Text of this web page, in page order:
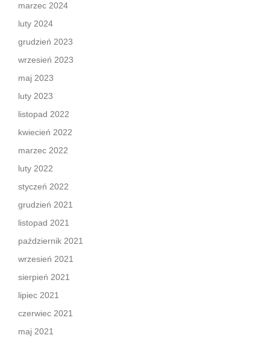
marzec 2024
luty 2024
grudzień 2023
wrzesień 2023
maj 2023
luty 2023
listopad 2022
kwiecień 2022
marzec 2022
luty 2022
styczeń 2022
grudzień 2021
listopad 2021
październik 2021
wrzesień 2021
sierpień 2021
lipiec 2021
czerwiec 2021
maj 2021